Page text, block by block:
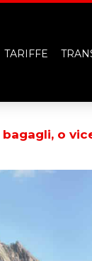
TARIFFE
o